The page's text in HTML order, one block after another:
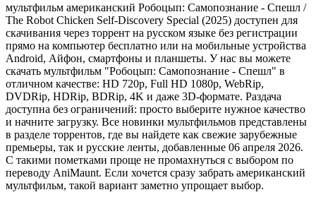
мультфильм американский Робоцып: Самопознание - Спешл /
The Robot Chicken Self-Discovery Special (2025) доступен для
скачивания через торрент на русском языке без регистрации
прямо на компьютер бесплатно или на мобильные устройства
Android, Айфон, смартфоны и планшеты. У нас вы можете
скачать мультфильм "Робоцып: Самопознание - Спешл" в
отличном качестве: HD 720p, Full HD 1080p, WebRip,
DVDRip, HDRip, BDRip, 4K и даже 3D-формате. Раздача
доступна без ограничений: просто выберите нужное качество
и начните загрузку. Все новинки мультфильмов представлены
в разделе торрентов, где вы найдете как свежие зарубежные
премьеры, так и русские ленты, добавленные 06 апреля 2026.
С такими пометками проще не промахнуться с выбором по
переводу AniMaunt. Если хочется сразу забрать американский
мультфильм, такой вариант заметно упрощает выбор.